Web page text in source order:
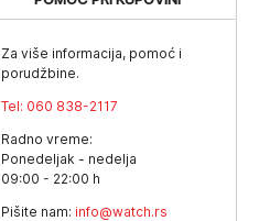
Za više informacija, pomoć i
porudžbine.
Tel: 060 838-2117
Radno vreme:
Ponedeljak - nedelja
09:00 - 22:00 h
Pišite nam: info@watch.rs